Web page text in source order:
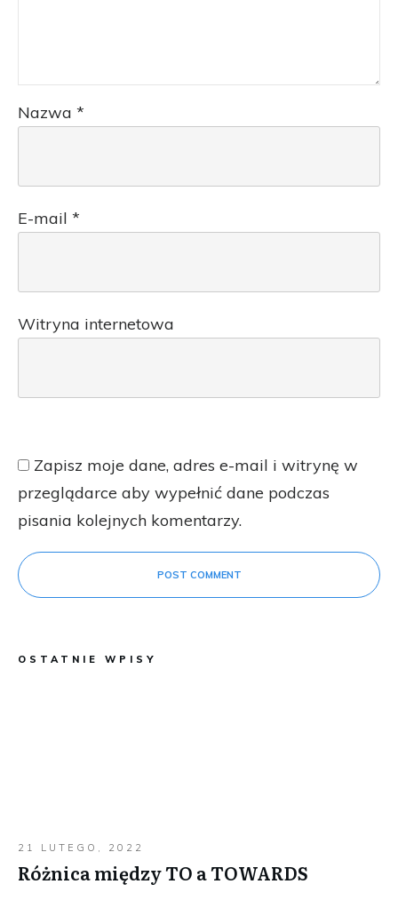
Nazwa *
E-mail *
Witryna internetowa
Zapisz moje dane, adres e-mail i witrynę w
przeglądarce aby wypełnić dane podczas
pisania kolejnych komentarzy.
POST COMMENT
OSTATNIE WPISY
21 LUTEGO, 2022
Różnica między TO a TOWARDS